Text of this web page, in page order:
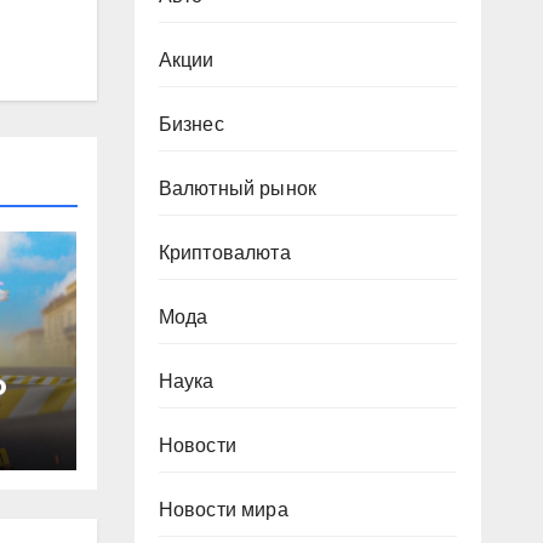
Акции
Бизнес
Валютный рынок
Криптовалюта
Мода
Наука
Новости
Новости мира